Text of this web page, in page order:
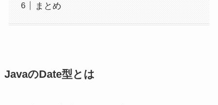
まとめ
JavaのDate型とは